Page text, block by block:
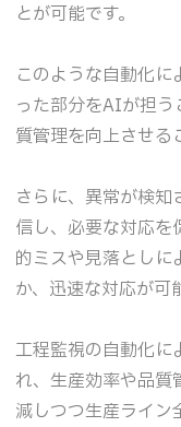
とが可能です。
このような自動化
った部分をAIが担う
質管理を向上させる
さらに、異常が検
信し、必要な対応を
的ミスや見落としに
か、迅速な対応が可
工程監視の自動化に
れ、生産効率や品質
減しつつ生産ライン